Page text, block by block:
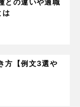
との違いや適職
は
方【例文3選や